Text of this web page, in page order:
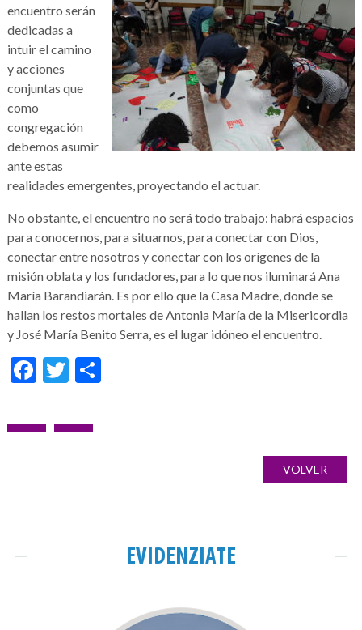
encuentro serán
dedicadas a
intuir el camino
y acciones
conjuntas que
como
congregación
debemos asumir
ante estas
realidades emergentes, proyectando el actuar.
No obstante, el encuentro no será todo trabajo: habrá espacios
para conocernos, para situarnos, para conectar con Dios,
conectar entre nosotros y conectar con los orígenes de la
misión oblata y los fundadores, para lo que nos iluminará Ana
María Barandiarán. Es por ello que la Casa Madre, donde se
hallan los restos mortales de Antonia María de la Misericordia
y José María Benito Serra, es el lugar idóneo el encuentro.
Facebook
Twitter
Condividi
Navigazione
ARTICOLOARTICOLO
VOLVER
EVIDENZIATE